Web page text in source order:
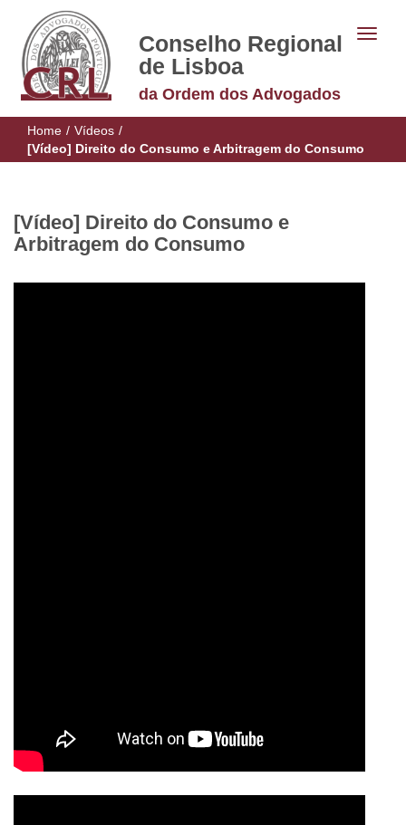
Conselho Regional
de Lisboa
da Ordem dos Advogados
Home / Vídeos /
[Vídeo] Direito do Consumo e Arbitragem do Consumo
[Vídeo] Direito do Consumo e
Arbitragem do Consumo